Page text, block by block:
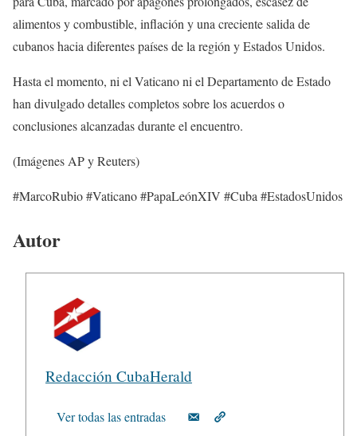
alimentos y combustible, inflación y una creciente salida de
cubanos hacia diferentes países de la región y Estados Unidos.
Hasta el momento, ni el Vaticano ni el Departamento de Estado
han divulgado detalles completos sobre los acuerdos o
conclusiones alcanzadas durante el encuentro.
(Imágenes AP y Reuters)
#MarcoRubio #Vaticano #PapaLeónXIV #Cuba #EstadosUnidos
Autor
Redacción CubaHerald
Ver todas las entradas